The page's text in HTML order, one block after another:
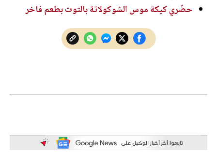
حضّري كيكة موس الشوكولاتة بالتوت بطعم فاخر